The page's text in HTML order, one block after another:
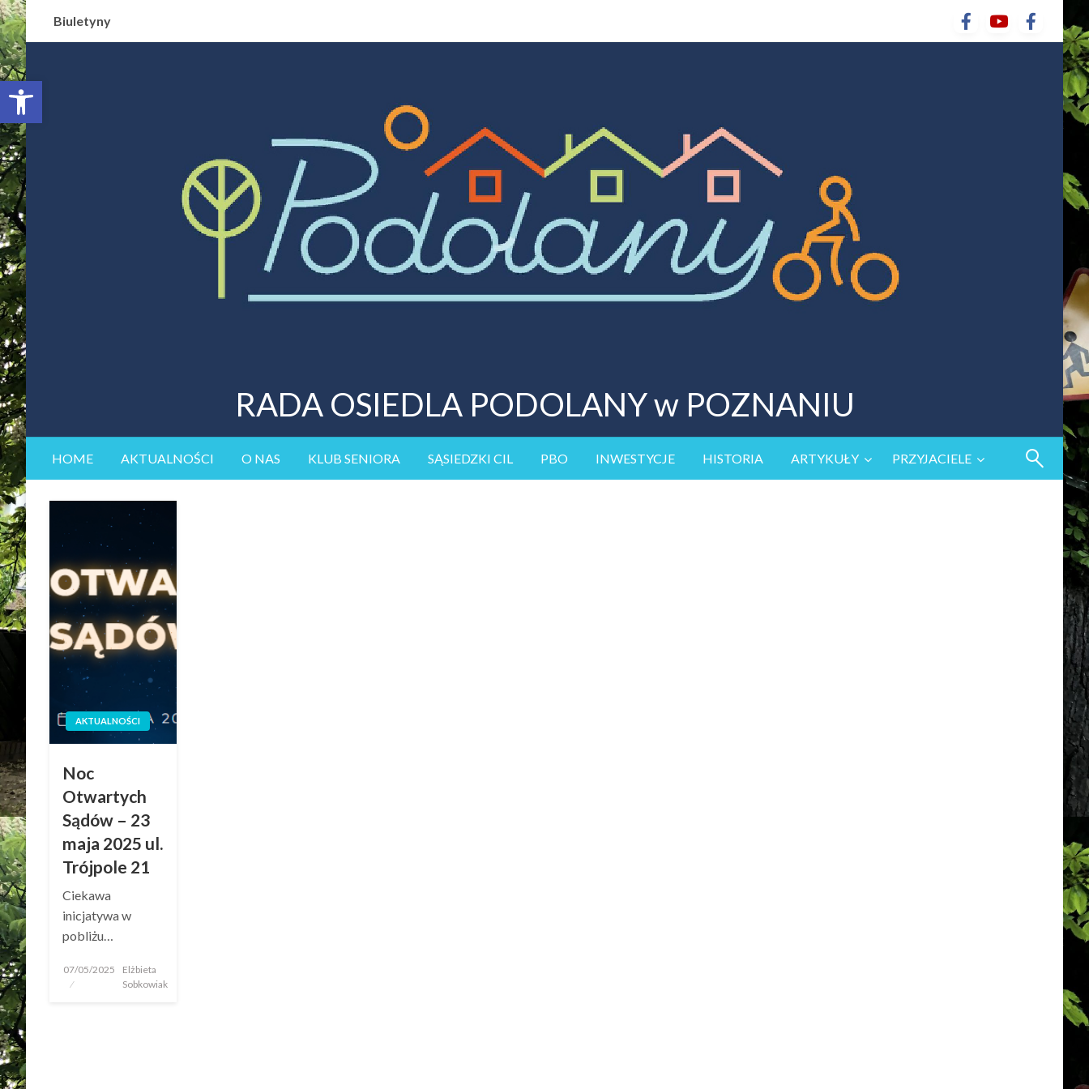
Otwórz pasek narzędzi
Biuletyny
RADA OSIEDLA PODOLANY w POZNANIU
HOME AKTUALNOŚCI O NAS KLUB SENIORA SĄSIEDZKI CIL PBO INWESTYCJE HISTORIA ARTYKUŁY PRZYJACIELE
AKTUALNOŚCI
Noc
Otwartych
Sądów – 23
maja 2025 ul.
Trójpole 21
Ciekawa
inicjatywa w
pobliżu…
07/05/2025
Elżbieta
Sobkowiak